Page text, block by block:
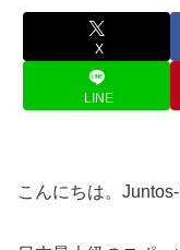
X
LINE
こんにちは。Juntos-